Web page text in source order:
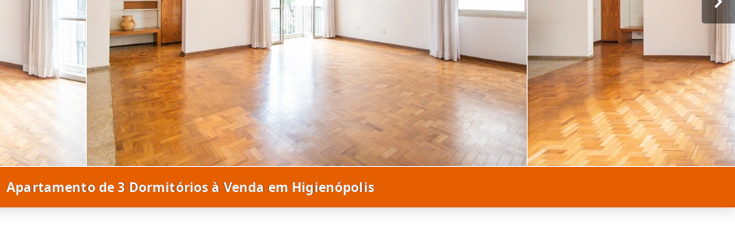
Apartamento de 3 Dormitórios à Venda em Higienópolis